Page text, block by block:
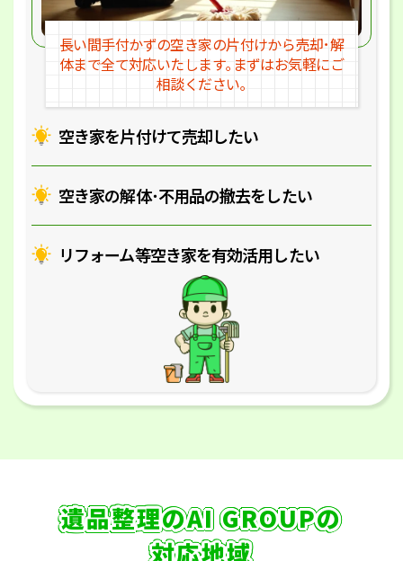
空き家を片付けて売却したい
空き家の解体･不用品の撤去をしたい
リフォーム等空き家を有効活用したい
長い間手付かずの空き家の片付けから売却･解
体まで全て対応いたします｡ まずはお気軽にご
相談ください｡
遺品整理のAI GROUPの
対応地域